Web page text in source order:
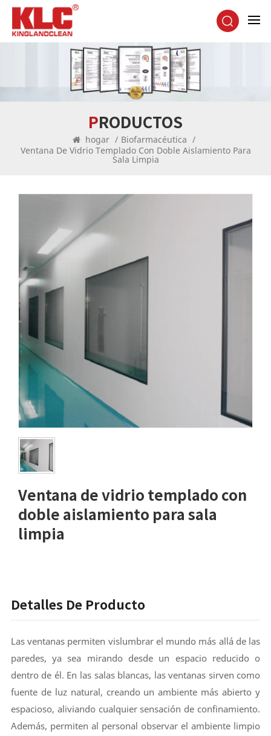
PRODUCTOS
hogar / Biofarmacéutica /
Ventana De Vidrio Templado Con Doble Aislamiento Para
Sala Limpia
Ventana de vidrio templado con
doble aislamiento para sala
limpia
Detalles De Producto
Las ventanas permiten vislumbrar el mundo más allá de las
paredes, ya sea mirando desde un espacio reducido o
dentro de él. En las salas blancas, las ventanas sirven como
fuente de luz natural, creando un ambiente más abierto y
espacioso, aliviando cualquier sensación de confinamiento.
Además, permiten al personal observar el ambiente limpio